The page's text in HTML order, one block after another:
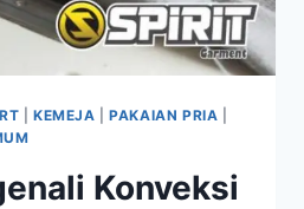
KEMEJA |PAKAIAN PRIA
Konveksi